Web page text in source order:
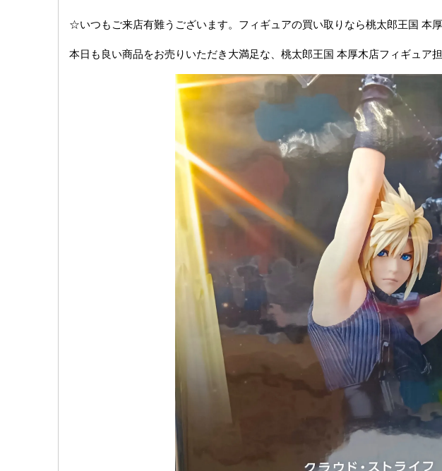
☆いつもご来店有難うございます。フィギュアの買い取りなら桃太郎王国 本
本日も良い商品をお売りいただき大満足な、桃太郎王国 本厚木店フィギュア担